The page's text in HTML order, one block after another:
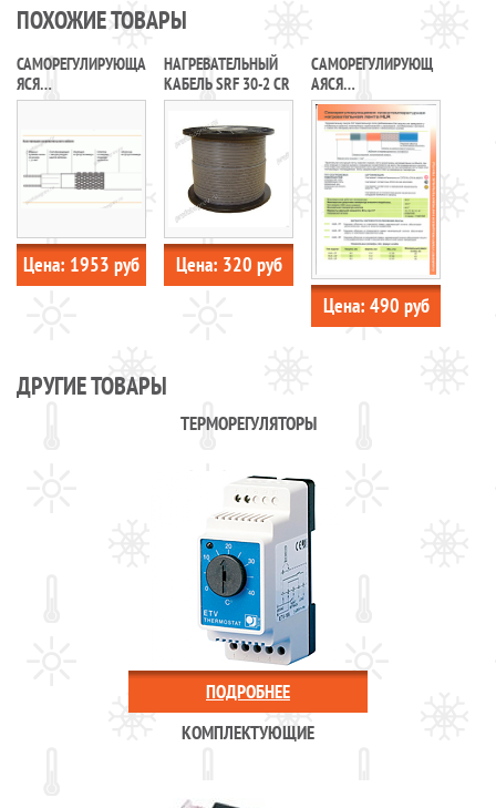
ПОХОЖИЕ ТОВАРЫ
САМОРЕГУЛИРУЮЩА
ЯСЯ
ЭЛЕКТРИЧЕСКАЯ
ЛЕНТА VC
Цена: 1953 руб
НАГРЕВАТЕЛЬНЫЙ
КАБЕЛЬ SRF 30-2 CR
Цена: 320 руб
CАМОРЕГУЛИРУЮЩ
АЯСЯ
НАГРЕВАТЕЛЬНАЯ
ЛЕНТА В ОБОЛОЧКЕ
ИЗ ПЛАСТИКАТА
31HLR2-CT
Цена: 490 руб
ДРУГИЕ ТОВАРЫ
ТЕРМОРЕГУЛЯТОРЫ
ПОДРОБНЕЕ
КОМПЛЕКТУЮЩИЕ